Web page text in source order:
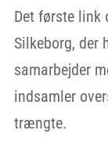
Det første link
Silkeborg, der
samarbejder
indsamler
trængte.